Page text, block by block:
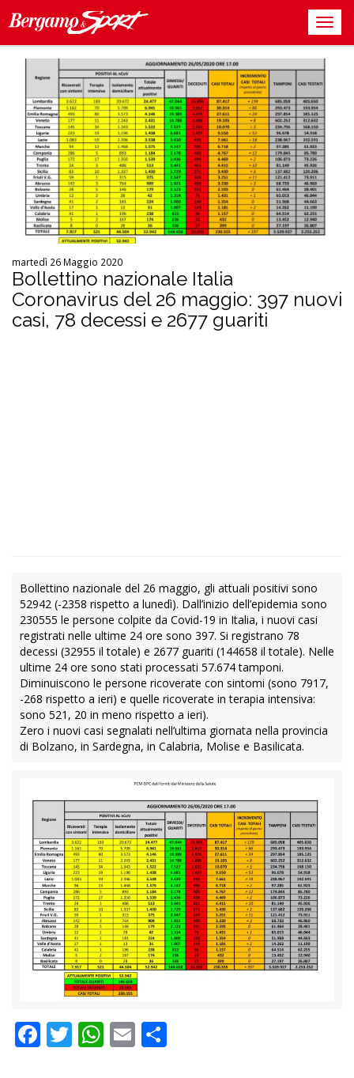
martedì 26 Maggio 2020
Bollettino nazionale Italia
Coronavirus del 26 maggio: 397 nuovi
casi, 78 decessi e 2677 guariti
Bollettino nazionale del 26 maggio, gli attuali positivi sono
52942 (-2358 rispetto a lunedì). Dall’inizio dell’epidemia sono
230555 le persone colpite da Covid-19 in Italia, i nuovi casi
registrati nelle ultime 24 ore sono 397. Si registrano 78
decessi (32955 il totale) e 2677 guariti (144658 il totale). Nelle
ultime 24 ore sono stati processati 57.674 tamponi.
Diminuiscono le persone ricoverate con sintomi (sono 7917,
-268 rispetto a ieri) e quelle ricoverate in terapia intensiva:
sono 521, 20 in meno rispetto a ieri).
Zero i nuovi casi segnalati nell’ultima giornata nella provincia
di Bolzano, in Sardegna, in Calabria, Molise e Basilicata.
Facebook
Twitter
WhatsApp
Email